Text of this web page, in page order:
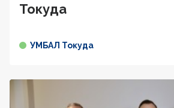
Токуда
УМБАЛ Токуда